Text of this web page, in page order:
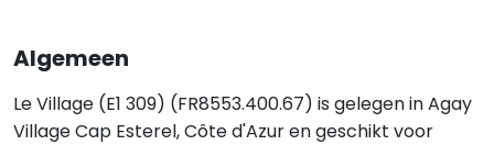
Algemeen
Le Village (E1 309) (FR8553.400.67) is gelegen in Agay
Village Cap Esterel, Côte d'Azur en geschikt voor